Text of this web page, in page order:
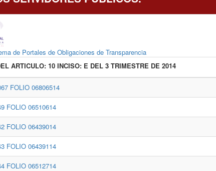
de Portales de Obligaciones de Transparencia
ARTICULO: 10 INCISO: E DEL 3 TRIMESTRE DE 2014
FOLIO 06806514
FOLIO 06510614
FOLIO 06439014
FOLIO 06439114
FOLIO 06512714